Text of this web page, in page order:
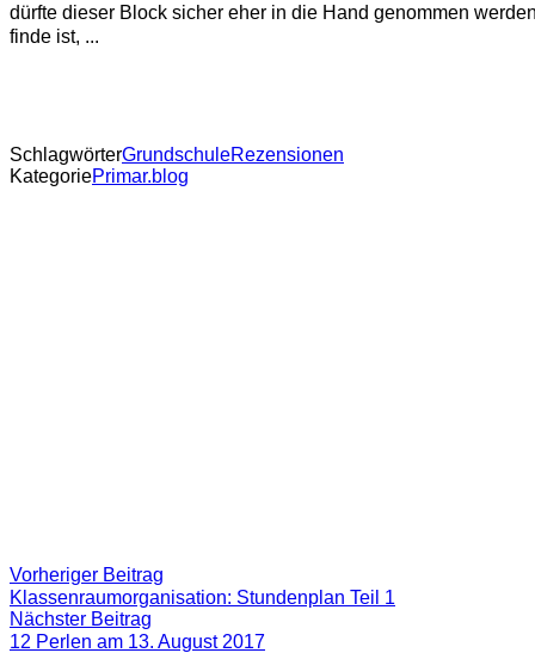
dürfte dieser Block sicher eher in die Hand genommen
finde ist, ...
SchlagwörterGrundschuleRezensionen
KategoriePrimar.blog
Beitragsnavigation
Vorheriger Beitrag
Beitrag:
Klassenraumorganisation: Stundenplan Teil 1
Nächster Beitrag
Beitrag
12 Perlen am 13. August 2017